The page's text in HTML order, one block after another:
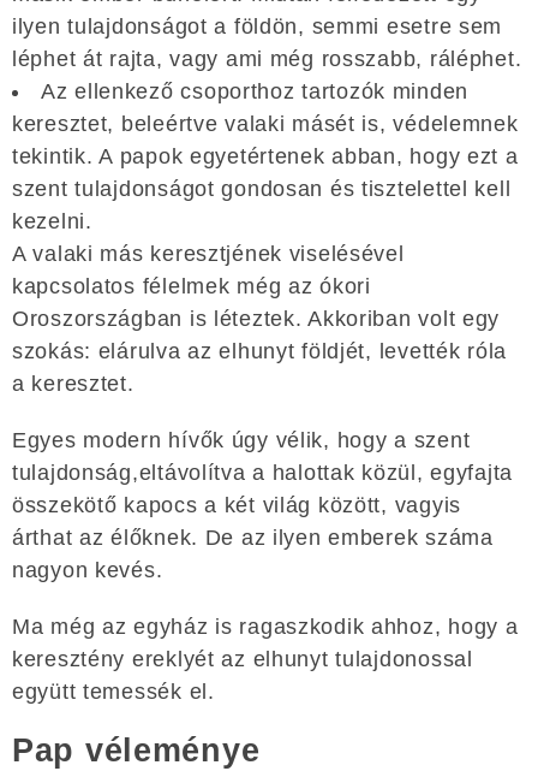
ilyen tulajdonságot a földön, semmi esetre sem
léphet át rajta, vagy ami még rosszabb, ráléphet.
Az ellenkező csoporthoz tartozók minden
keresztet, beleértve valaki másét is, védelemnek
tekintik. A papok egyetértenek abban, hogy ezt a
szent tulajdonságot gondosan és tisztelettel kell
kezelni.
A valaki más keresztjének viselésével
kapcsolatos félelmek még az ókori
Oroszországban is léteztek. Akkoriban volt egy
szokás: elárulva az elhunyt földjét, levették róla
a keresztet.
Egyes modern hívők úgy vélik, hogy a szent
tulajdonság,eltávolítva a halottak közül, egyfajta
összekötő kapocs a két világ között, vagyis
árthat az élőknek. De az ilyen emberek száma
nagyon kevés.
Ma még az egyház is ragaszkodik ahhoz, hogy a
keresztény ereklyét az elhunyt tulajdonossal
együtt temessék el.
Pap véleménye